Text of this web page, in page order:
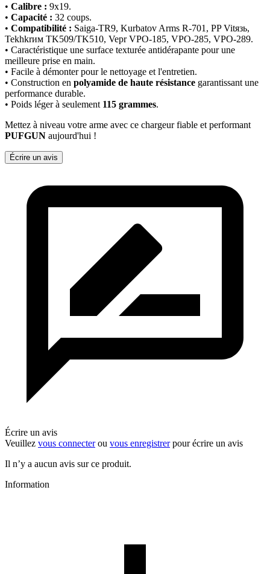
• Calibre : 9x19.
• Capacité : 32 coups.
• Compatibilité : Saiga-TR9, Kurbatov Arms R-701, PP Vitязь,
Tekhkrим TK509/TK510, Vepr VPO-185, VPO-285, VPO-289.
• Caractéristique une surface texturée antidérapante pour une
meilleure prise en main.
• Facile à démonter pour le nettoyage et l'entretien.
• Construction en polyamide de haute résistance garantissant une
performance durable.
• Poids léger à seulement 115 grammes.
Mettez à niveau votre arme avec ce chargeur fiable et performant
PUFGUN aujourd'hui !
Écrire un avis
Écrire un avis
Veuillez vous connecterou vous enregistrerpour écrire un avis
Il n’y a aucun avis sur ce produit.
Information